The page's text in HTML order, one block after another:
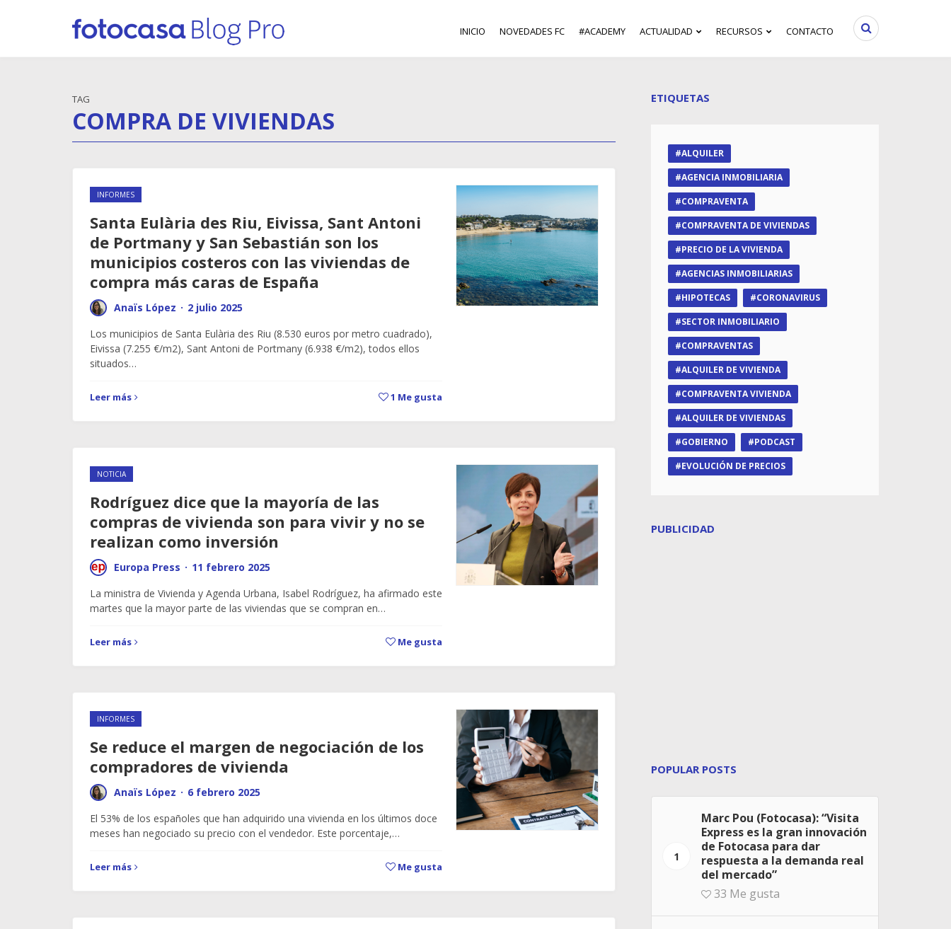
INICIO NOVEDADES FC #ACADEMY ACTUALIDAD RECURSOS CONTACTO
TAG
COMPRA DE VIVIENDAS
INFORMES
Santa Eulària des Riu, Eivissa, Sant Antoni
de Portmany y San Sebastián son los
municipios costeros con las viviendas de
compra más caras de España
Anaïs López · 2 julio 2025
Los municipios de Santa Eulària des Riu (8.530 euros por metro cuadrado),
Eivissa (7.255 €/m2), Sant Antoni de Portmany (6.938 €/m2), todos ellos
situados…
Leer más 1 Me gusta
NOTICIA
Rodríguez dice que la mayoría de las
compras de vivienda son para vivir y no se
realizan como inversión
Europa Press · 11 febrero 2025
La ministra de Vivienda y Agenda Urbana, Isabel Rodríguez, ha afirmado este
martes que la mayor parte de las viviendas que se compran en…
Leer más Me gusta
INFORMES
Se reduce el margen de negociación de los
compradores de vivienda
Anaïs López · 6 febrero 2025
El 53% de los españoles que han adquirido una vivienda en los últimos doce
meses han negociado su precio con el vendedor. Este porcentaje,…
Leer más Me gusta
ETIQUETAS
ALQUILER
AGENCIA INMOBILIARIA
COMPRAVENTA
COMPRAVENTA DE VIVIENDAS
PRECIO DE LA VIVIENDA
AGENCIAS INMOBILIARIAS
HIPOTECAS
CORONAVIRUS
SECTOR INMOBILIARIO
COMPRAVENTAS
ALQUILER DE VIVIENDA
COMPRAVENTA VIVIENDA
ALQUILER DE VIVIENDAS
GOBIERNO
PODCAST
EVOLUCIÓN DE PRECIOS
PUBLICIDAD
POPULAR POSTS
1
Marc Pou (Fotocasa): “Visita
Express es la gran innovación
de Fotocasa para dar
respuesta a la demanda real
del mercado”
33 Me gusta